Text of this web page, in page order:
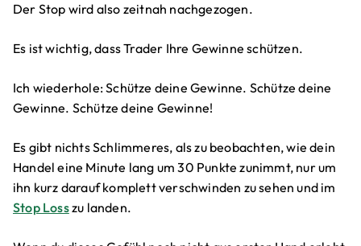
Der Stop wird also zeitnah nachgezogen.
Es ist wichtig, dass Trader Ihre Gewinne schützen.
Ich wiederhole: Schütze deine Gewinne. Schütze deine
Gewinne. Schütze deine Gewinne!
Es gibt nichts Schlimmeres, als zu beobachten, wie dein
Handel eine Minute lang um 30 Punkte zunimmt, nur um
ihn kurz darauf komplett verschwinden zu sehen und im
Stop Losszu landen.